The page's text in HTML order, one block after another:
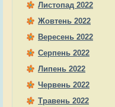
Листопад 2022
Жовтень 2022
Вересень 2022
Серпень 2022
Липень 2022
Червень 2022
Травень 2022